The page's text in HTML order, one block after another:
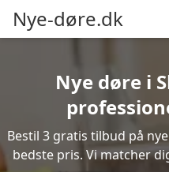
Nye-døre.dk
Nye døre i
Bestil 3 gratis tilbud på
bedste pris. Vi matcher